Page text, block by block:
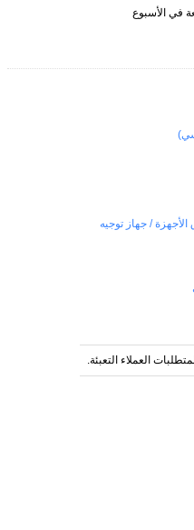
/ جهاز توجيه
العملاء التعبئة.